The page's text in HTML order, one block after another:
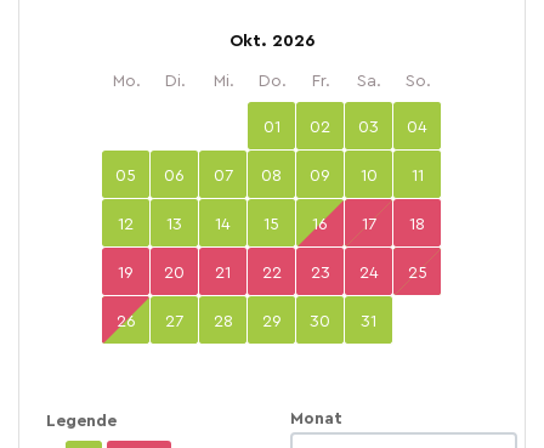
Okt. 2026
Mo. Di. Mi. Do. Fr. Sa. So.
01 02 03 04
05 06 07 08 09 10 11
12 13 14 15 16 17 18
19 20 21 22 23 24 25
26 27 28 29 30 31
Legende Monat